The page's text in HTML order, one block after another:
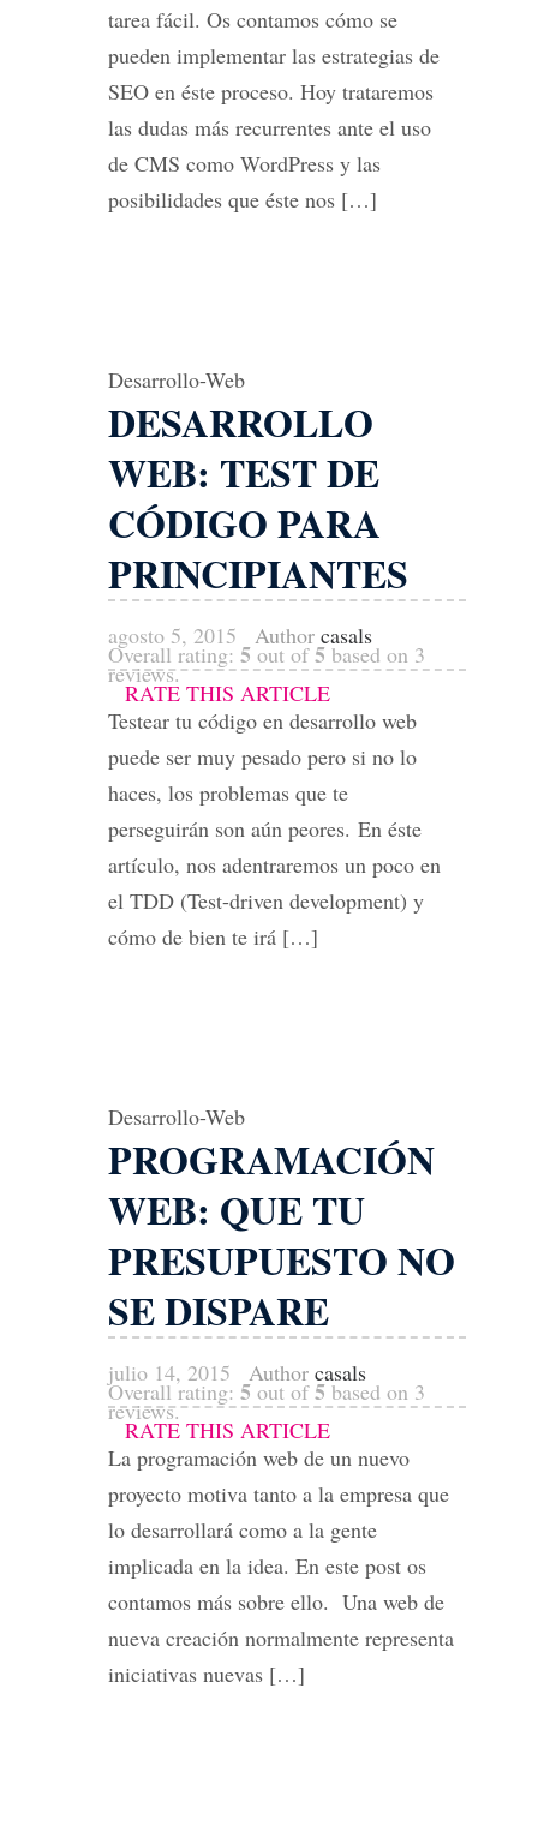
tarea fácil. Os contamos cómo se
pueden implementar las estrategias de
SEO en éste proceso. Hoy trataremos
las dudas más recurrentes ante el uso
de CMS como WordPress y las
posibilidades que éste nos […]
Desarrollo-Web
DESARROLLO
WEB: TEST DE
CÓDIGO PARA
PRINCIPIANTES
agosto 5, 2015 Author casals
Overall rating: 5 out of5 based on 3
reviews.
RATE THIS ARTICLE
Testear tu código en desarrollo web
puede ser muy pesado pero si no lo
haces, los problemas que te
perseguirán son aún peores. En éste
artículo, nos adentraremos un poco en
el TDD (Test-driven development) y
cómo de bien te irá […]
Desarrollo-Web
PROGRAMACIÓN
WEB: QUE TU
PRESUPUESTO NO
SE DISPARE
julio 14, 2015 Author casals
Overall rating: 5 out of5 based on 3
reviews.
RATE THIS ARTICLE
La programación web de un nuevo
proyecto motiva tanto a la empresa que
lo desarrollará como a la gente
implicada en la idea. En este post os
contamos más sobre ello. Una web de
nueva creación normalmente representa
iniciativas nuevas […]